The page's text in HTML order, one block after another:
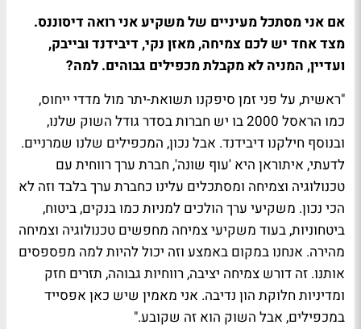
אם אני מסתכל מעיניים של משקיע אני רואה דיסוננס.
מצד אחד יש לכם צמיחה, מאזן נקי, דיבידנד ובייבק,
ועדיין, המניה לא מקבלת מכפילים גבוהים. למה?
"ראשית, על פני זמן סיפקנו תשואת-יתר מול מדדי ייחוס,
כמו הראסל 2000 בו יש חברות בסדר גודל השוק שלנו,
ובנוסף חילקנו דיבידנד. אבל נכון, המכפילים שלנו שמרניים.
לדעתי, איתוראן היא 'עוף שונה', חברת ערך רווחית עם
טכנולוגיה וצמיחה ומסתכלים עלינו כחברת ערך בלבד וזה לא
הכי נכון. משקיעי ערך הולכים למניות כמו בנקים, ביטוח,
ביטחוניות, בעוד משקיעי צמיחה מחפשים טכנולוגיה וצמיחה
מהירה. אנחנו במקום באמצע וזה יכול להיות למה מפספסים
אותנו. זה דורש צמיחה יציבה, רווחיות גבוהה, תזרים חזק
ומדיניות חלוקת הון נדיבה. אני מאמין שיש כאן אפסייד
במכפילים, אבל השוק הוא זה שקובע."